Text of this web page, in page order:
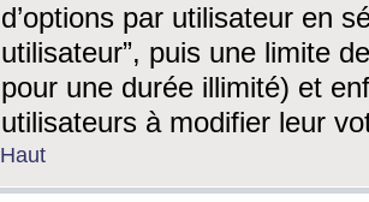
d’options par utilisateur en
utilisateur”, puis une limite
pour une durée illimité) et
utilisateurs à modifier leur
Haut